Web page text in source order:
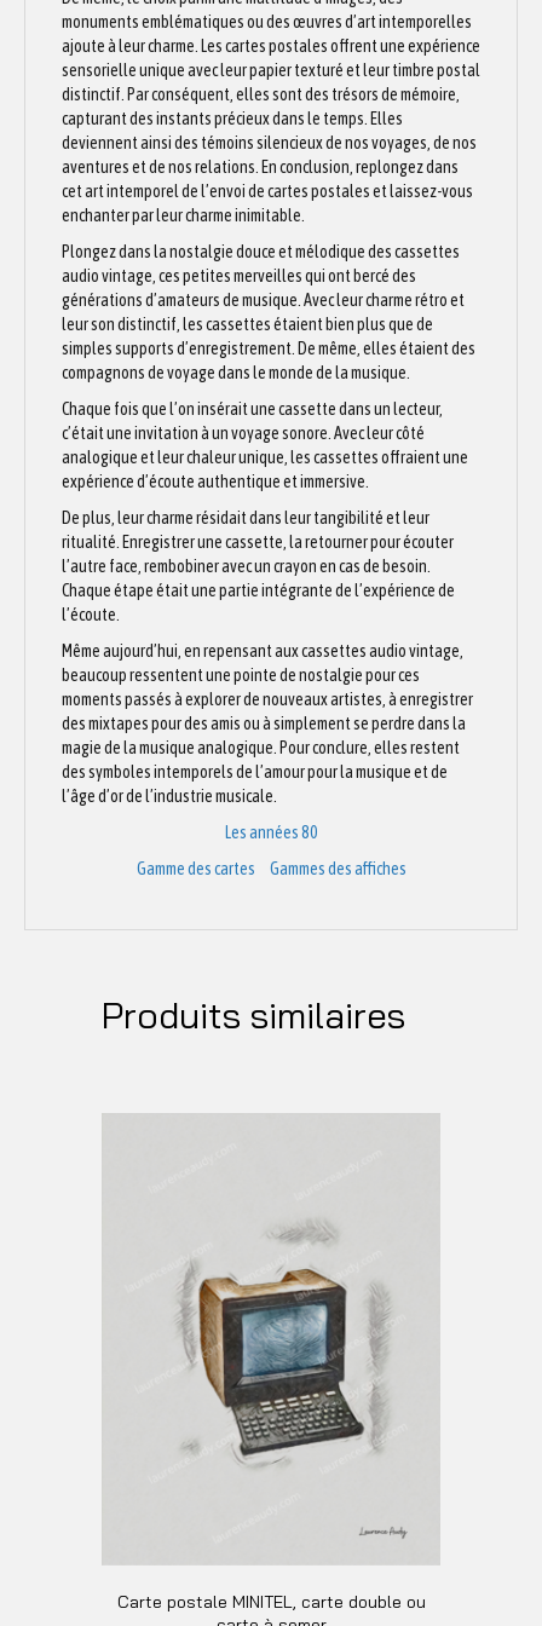
monuments emblématiques ou des œuvres d’art intemporelles
ajoute à leur charme. Les cartes postales offrent une expérience
sensorielle unique avec leur papier texturé et leur timbre postal
distinctif. Par conséquent, elles sont des trésors de mémoire,
capturant des instants précieux dans le temps. Elles
deviennent ainsi des témoins silencieux de nos voyages, de nos
aventures et de nos relations. En conclusion, replongez dans
cet art intemporel de l’envoi de cartes postales et laissez-vous
enchanter par leur charme inimitable.
Plongez dans la nostalgie douce et mélodique des cassettes
audio vintage, ces petites merveilles qui ont bercé des
générations d’amateurs de musique. Avec leur charme rétro et
leur son distinctif, les cassettes étaient bien plus que de
simples supports d’enregistrement. De même, elles étaient des
compagnons de voyage dans le monde de la musique.
Chaque fois que l’on insérait une cassette dans un lecteur,
c’était une invitation à un voyage sonore. Avec leur côté
analogique et leur chaleur unique, les cassettes offraient une
expérience d’écoute authentique et immersive.
De plus, leur charme résidait dans leur tangibilité et leur
ritualité. Enregistrer une cassette, la retourner pour écouter
l’autre face, rembobiner avec un crayon en cas de besoin.
Chaque étape était une partie intégrante de l’expérience de
l’écoute.
Même aujourd’hui, en repensant aux cassettes audio vintage,
beaucoup ressentent une pointe de nostalgie pour ces
moments passés à explorer de nouveaux artistes, à enregistrer
des mixtapes pour des amis ou à simplement se perdre dans la
magie de la musique analogique. Pour conclure, elles restent
des symboles intemporels de l’amour pour la musique et de
l’âge d’or de l’industrie musicale.
Les années 80
Gamme des cartes
Gammes des affiches
Produits similaires
Carte postale MINITEL, carte double ou